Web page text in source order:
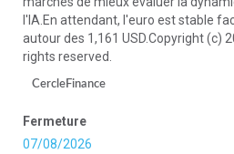
l'IA.En attendant, l'euro est stable
autour des 1,161 USD.Copyright (c)
rights reserved.
CercleFinance
Fermeture
07/08/2026